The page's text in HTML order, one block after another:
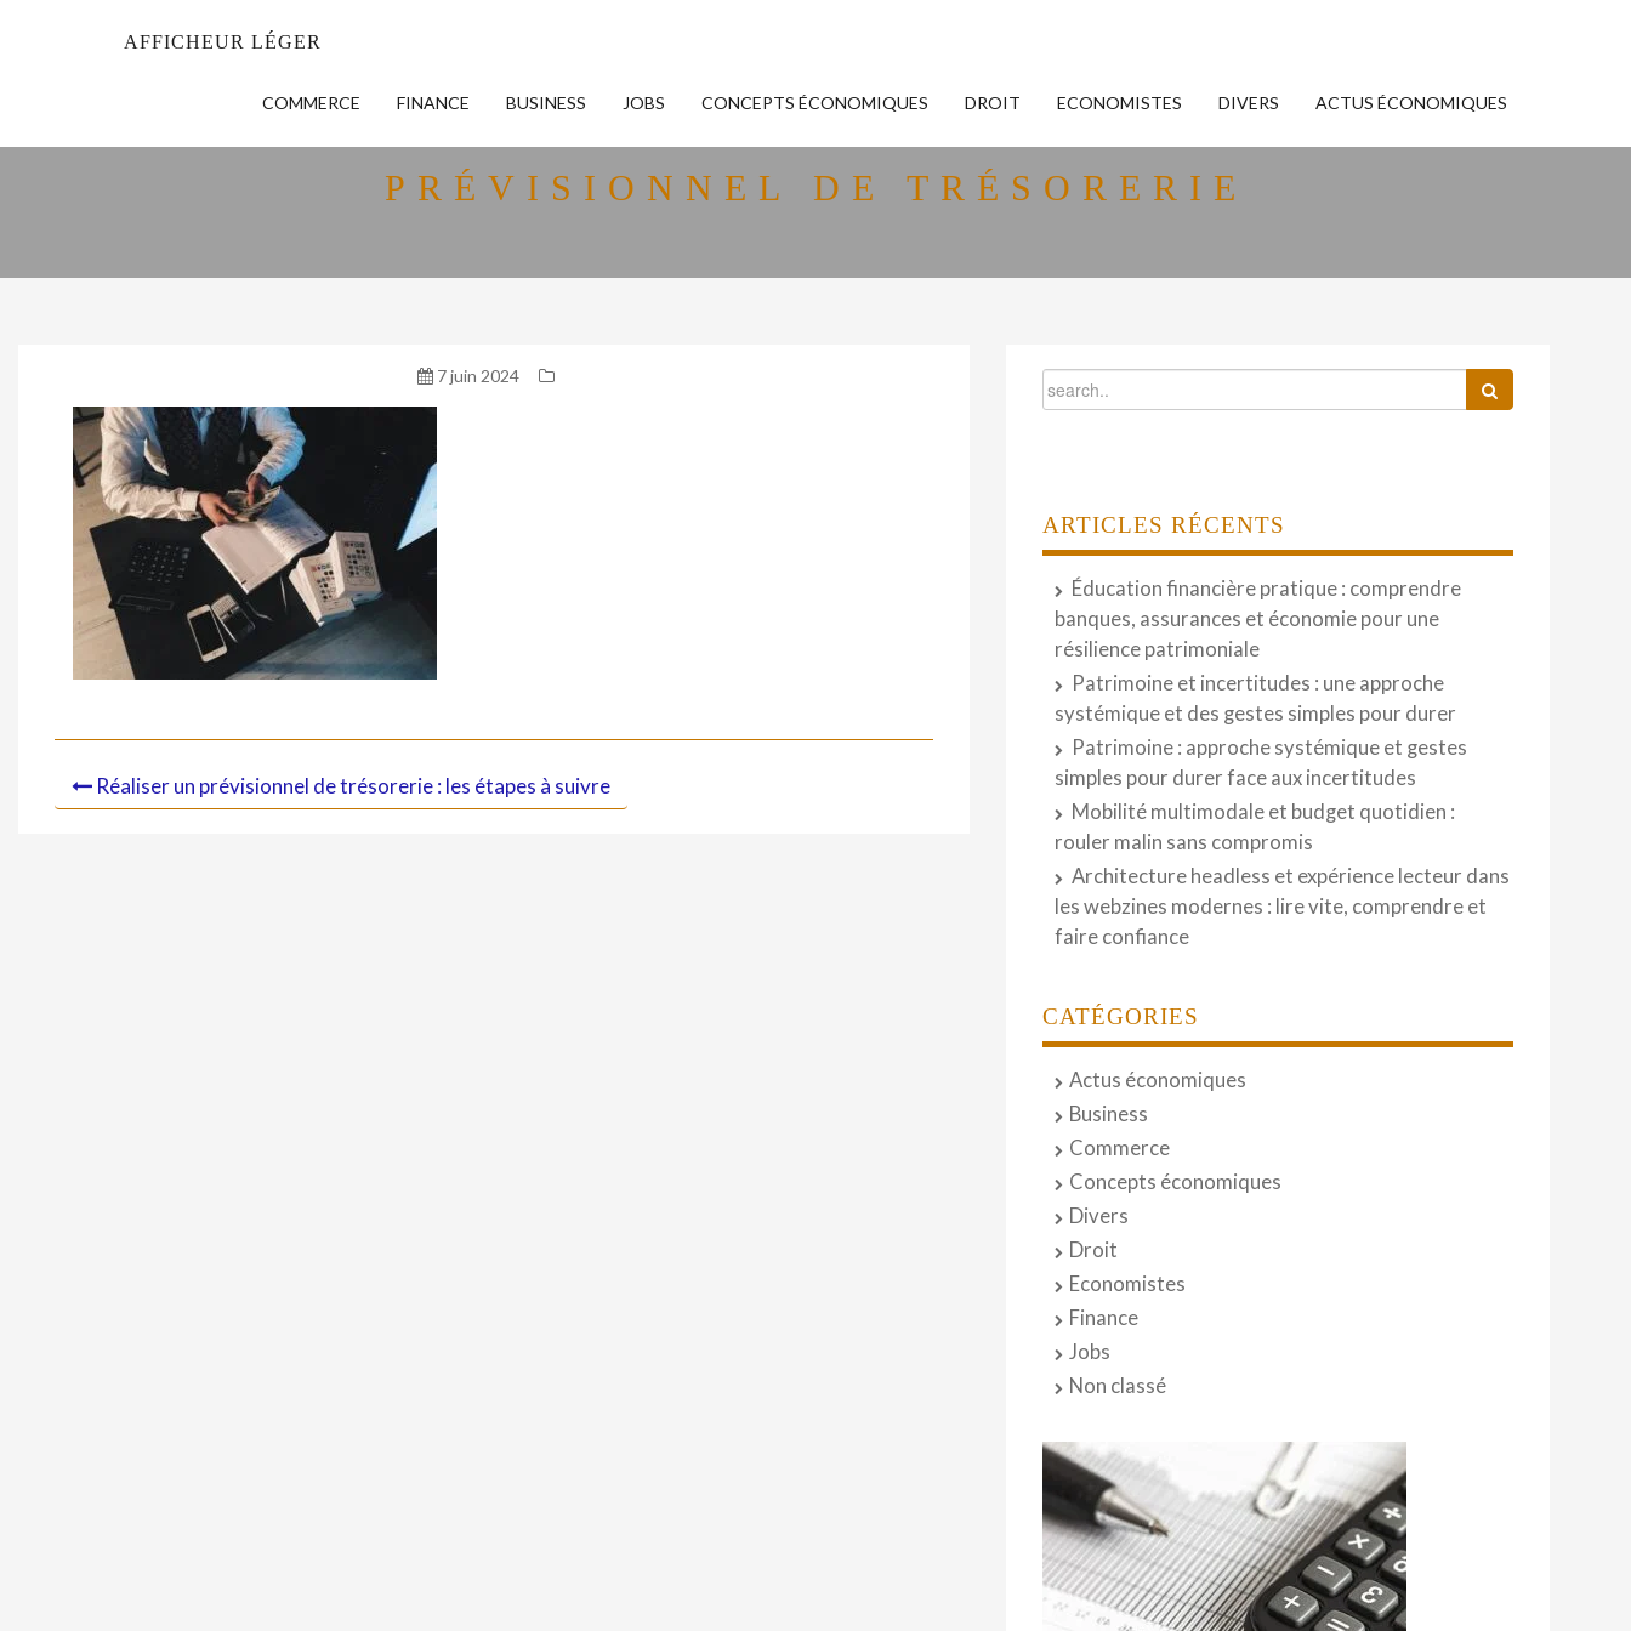
AFFICHEUR LÉGER
COMMERCE FINANCE BUSINESS JOBS CONCEPTS ÉCONOMIQUES DROIT ECONOMISTES DIVERS ACTUS ÉCONOMIQUES
PRÉVISIONNEL DE TRÉSORERIE
7 juin 2024
Réaliser un prévisionnel de trésorerie : les étapes à suivre
ARTICLES RÉCENTS
Éducation financière pratique : comprendre
banques, assurances et économie pour une
résilience patrimoniale
Patrimoine et incertitudes : une approche
systémique et des gestes simples pour durer
Patrimoine : approche systémique et gestes
simples pour durer face aux incertitudes
Mobilité multimodale et budget quotidien :
rouler malin sans compromis
Architecture headless et expérience lecteur dans
les webzines modernes : lire vite, comprendre et
faire confiance
CATÉGORIES
Actus économiques
Business
Commerce
Concepts économiques
Divers
Droit
Economistes
Finance
Jobs
Non classé